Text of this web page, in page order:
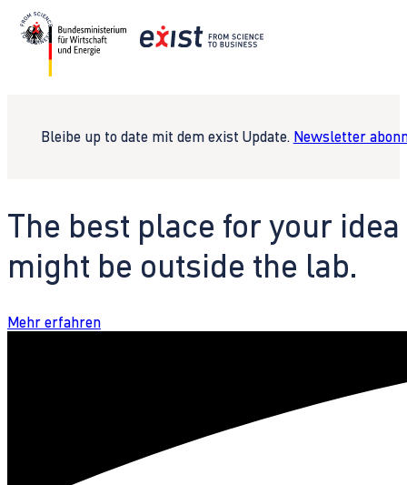
Bleibe up to date mit dem exist Update. Newsletter
The best place for your idea
might be outside the lab.
Mehr erfahren